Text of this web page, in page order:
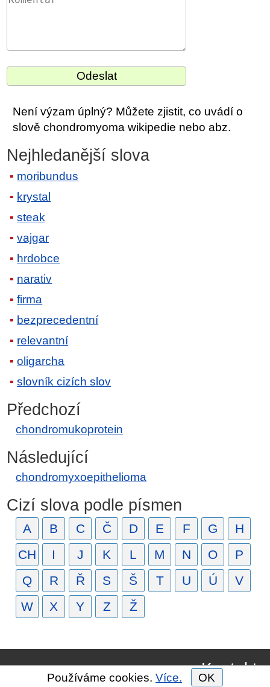
Není výzam úplný? Můžete zjistit, co uvádí o
slově chondromyoma wikipedie nebo abz.
Nejhledanější slova
moribundus
krystal
steak
vajgar
hrdobce
narativ
firma
bezprecedentní
relevantní
oligarcha
slovník cizích slov
Předchozí
chondromukoprotein
Následující
chondromyxoepithelioma
Cizí slova podle písmen
A B C Č D E F G
H
CH
I J K L M N O
P
Q
R Ř S Š T U Ú
V
W
X Y Z Ž
Kontakt
Používáme cookies. Více. OK